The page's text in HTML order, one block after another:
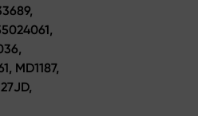
MD1187,